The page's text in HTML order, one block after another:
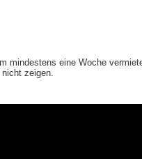
mindestens eine Woche
zeigen.